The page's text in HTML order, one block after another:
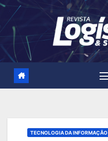
Skip
content
TECNOLOGIA DA INFORMAÇÃO